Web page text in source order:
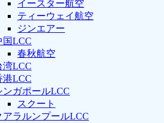
イースター航空
ティーウェイ航空
ジンエアー
国LCC
春秋航空
湾LCC
港LCC
ンガポールLCC
スクート
アラルンプールLCC